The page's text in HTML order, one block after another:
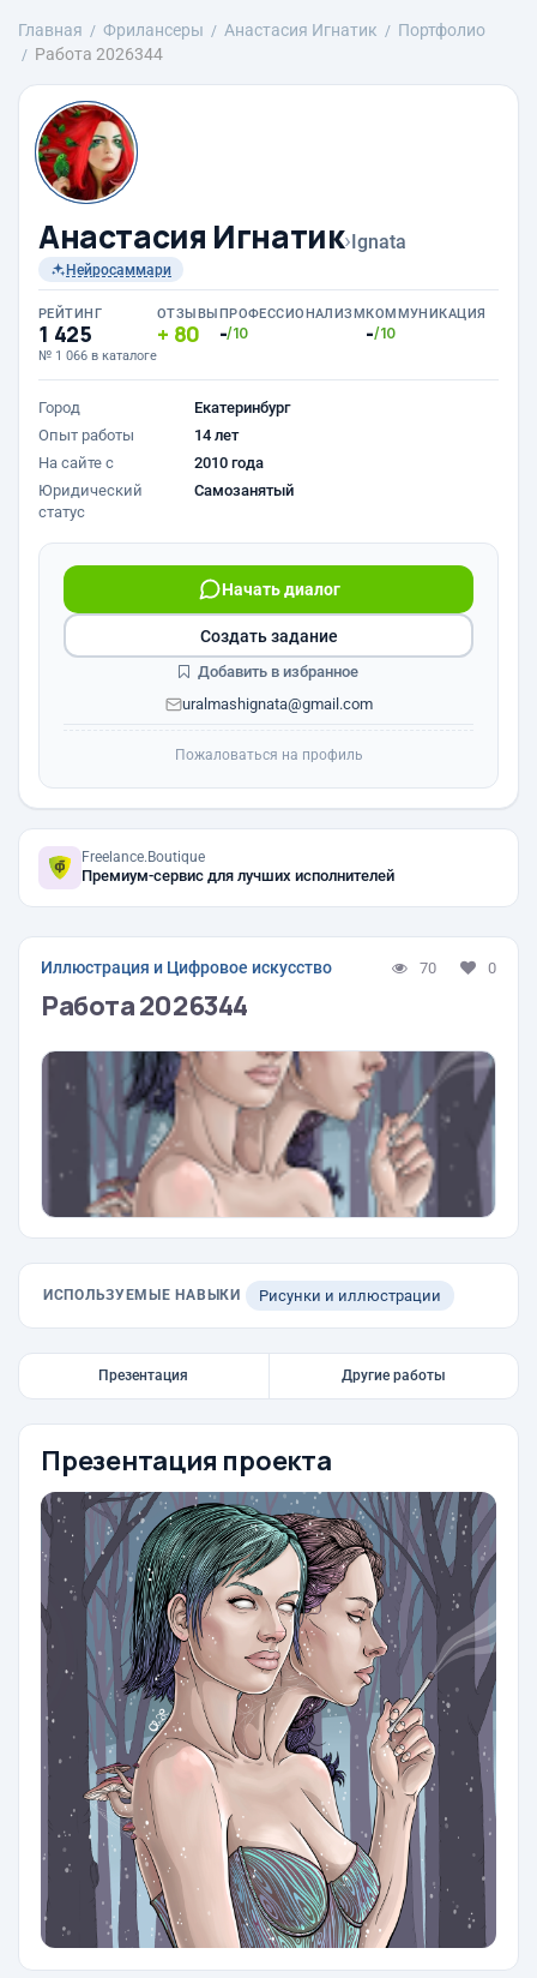
Главная Фрилансеры Анастасия Игнатик
Портфолио
Работа 2026344
Анастасия Игнатик›Ignata
Нейросаммари
РЕЙТИНГ
1 425
№ 1 066 в каталоге
ОТЗЫВЫ
80
ПРОФЕССИОНАЛИЗМ
-/10
КОММУНИКАЦИЯ
-/10
Город
Екатеринбург
Опыт работы
14 лет
На сайте с
2010 года
Юридический
статус
Самозанятый
Начать диалог
uralmashignata@gmail.com
Создать задание
Добавить в избранное
Пожаловаться на профиль
Freelance.Boutique
Премиум-сервис для лучших исполнителей
Иллюстрация и Цифровое искусство 70 0
Работа 2026344
ИСПОЛЬЗУЕМЫЕ НАВЫКИ Рисунки и иллюстрации
Презентация Другие работы
Презентация проекта